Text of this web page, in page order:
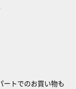
ートでのお買い物も